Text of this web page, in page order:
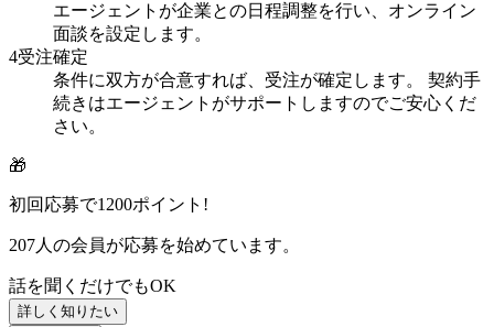
エージェントが企業との日程調整を行い、オンライン
面談を設定します。
4受注確定
条件に双方が合意すれば、受注が確定します。 契約手
続きはエージェントがサポートしますのでご安心くだ
さい。
🎁
初回応募で1200ポイント!
207人の会員が応募を始めています。
話を聞くだけでもOK
詳しく知りたい